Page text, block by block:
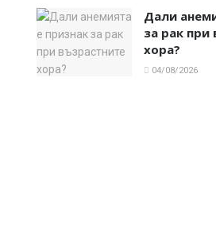
Дали
за рак при
хора?
04/08/2026